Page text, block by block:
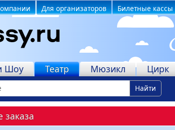
Для организаторов Билетные кассы
Шоу Театр Мюзикл Цирк
Найти